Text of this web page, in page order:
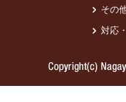
その
対応